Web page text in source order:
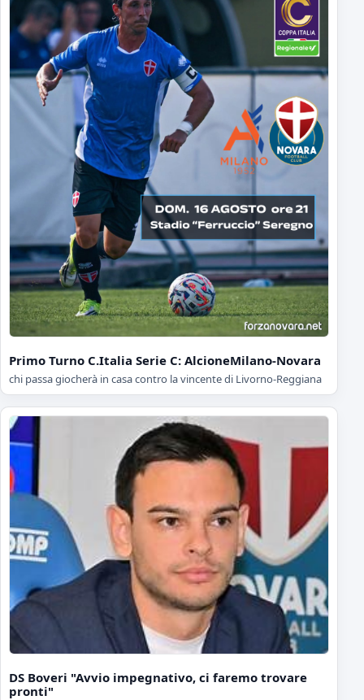
Primo Turno C.Italia Serie C: AlcioneMilano-Novara
chi passa giocherà in casa contro la vincente di Livorno-Reggiana
DS Boveri "Avvio impegnativo, ci faremo trovare
pronti"